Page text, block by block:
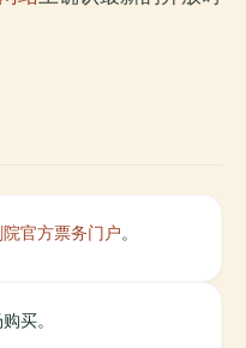
官方票务门户。
买。